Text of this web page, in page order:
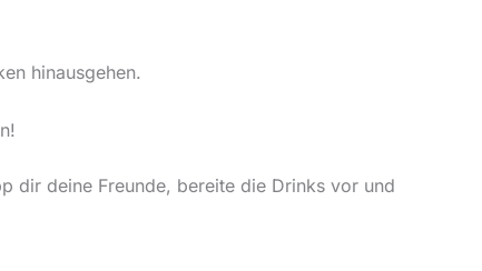
hinausgehen.
dir deine Freunde, bereite die Drinks vor und